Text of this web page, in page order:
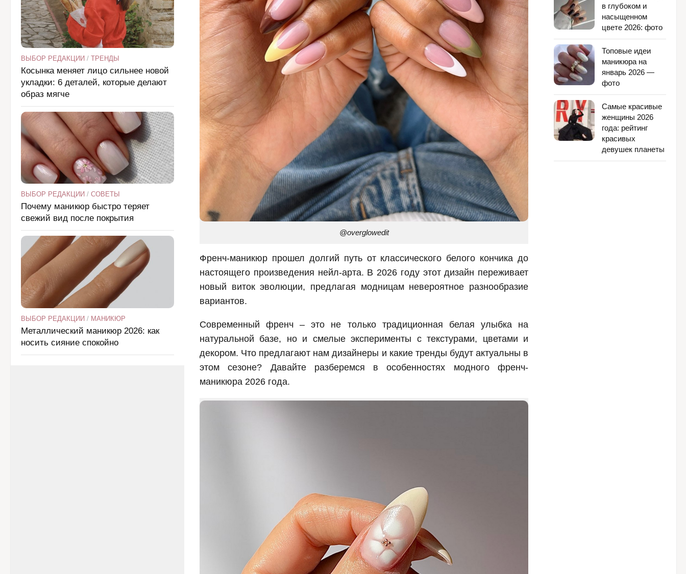
@overglowedit
Френч-маникюр прошел долгий путь от классического белого кончика до
настоящего произведения нейл-арта. В 2026 году этот дизайн переживает
новый виток эволюции, предлагая модницам невероятное разнообразие
вариантов.
Современный френч – это не только традиционная белая улыбка на
натуральной базе, но и смелые эксперименты с текстурами, цветами и
декором. Что предлагают нам дизайнеры и какие тренды будут актуальны в
этом сезоне? Давайте разберемся в особенностях модного френч-
маникюра 2026 года.
ВЫБОР РЕДАКЦИИ / ТРЕНДЫ
Косынка меняет лицо сильнее новой
укладки: 6 деталей, которые делают
образ мягче
ВЫБОР РЕДАКЦИИ / СОВЕТЫ
Почему маникюр быстро теряет
свежий вид после покрытия
ВЫБОР РЕДАКЦИИ / МАНИКЮР
Металлический маникюр 2026: как
носить сияние спокойно
в глубоком и
насыщенном
цвете 2026: фото
Топовые идеи
маникюра на
январь 2026 —
фото
Самые красивые
женщины 2026
года: рейтинг
красивых
девушек планеты